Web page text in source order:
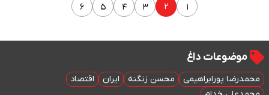
۱ ۲ ۳ ۴ ۵ ۶
موضوعات داغ
محمدرضا پورابراهیمی محسن زنگنه ایران
اقتصاد